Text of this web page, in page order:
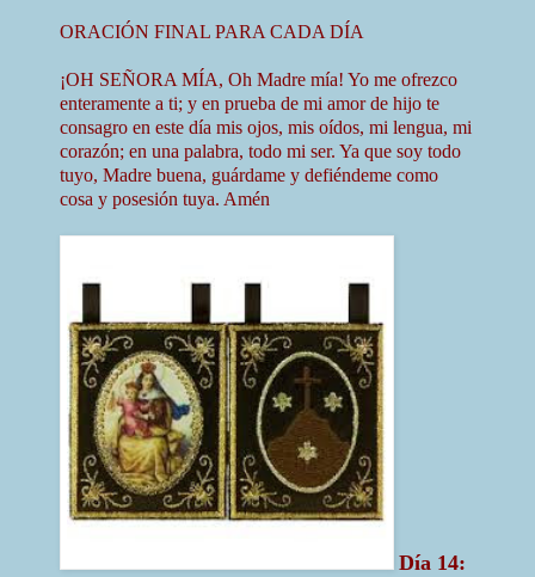
ORACIÓN FINAL PARA CADA DÍA
¡OH SEÑORA MÍA, Oh Madre mía! Yo me ofrezco
enteramente a ti; y en prueba de mi amor de hijo te
consagro en este día mis ojos, mis oídos, mi lengua, mi
corazón; en una palabra, todo mi ser. Ya que soy todo
tuyo, Madre buena, guárdame y defiéndeme como
cosa y posesión tuya. Amén
Día 14: